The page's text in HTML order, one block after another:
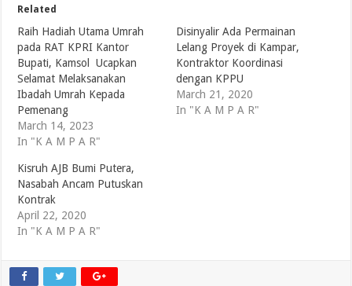
Related
Raih Hadiah Utama Umrah
pada RAT KPRI Kantor
Bupati, Kamsol Ucapkan
Selamat Melaksanakan
Ibadah Umrah Kepada
Pemenang
March 14, 2023
In "K A M P A R"
Disinyalir Ada Permainan
Lelang Proyek di Kampar,
Kontraktor Koordinasi
dengan KPPU
March 21, 2020
In "K A M P A R"
Kisruh AJB Bumi Putera,
Nasabah Ancam Putuskan
Kontrak
April 22, 2020
In "K A M P A R"